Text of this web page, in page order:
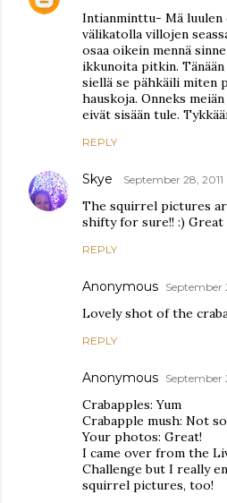
Intianminttu- Mä luulen
välikatolla villojen
osaa oikein mennä
ikkunoita pitkin. Tänään
siellä se pähkäili miten
hauskoja. Onneks
eivät sisään tule.
REPLY
Skye September 28, 2011
The squirrel pictures
shifty for sure!! :)
REPLY
Anonymous September
Lovely shot of the
REPLY
Anonymous September
Crabapples: Yum
Crabapple mush: Not
Your photos: Great!
I came over from the
Challenge but I really
squirrel pictures, too!